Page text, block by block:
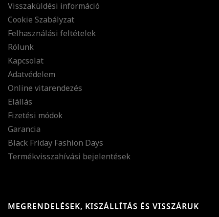
Visszaküldési információ
Cookie Szabályzat
Felhasználási feltételek
Rólunk
Kapcsolat
Adatvédelem
Online vitarendezés
Elállás
Fizetési módok
Garancia
Black Friday Fashion Days
Termékvisszahívási bejelentések
MEGRENDELÉSEK, KISZÁLLÍTÁS ÉS VISSZÁRUK